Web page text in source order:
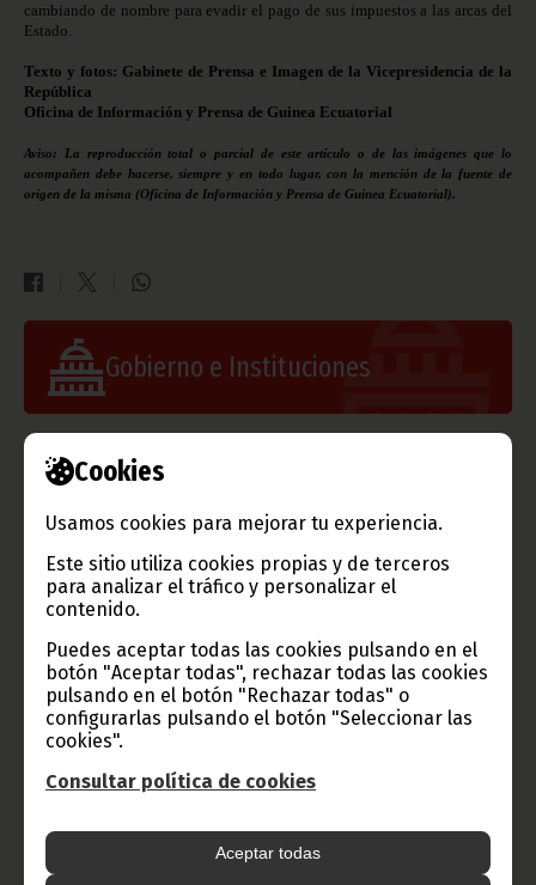
Cookies
Usamos cookies para mejorar tu experiencia.
Este sitio utiliza cookies propias y de terceros
para analizar el tráfico y personalizar el
contenido.
Puedes aceptar todas las cookies pulsando en el
botón "Aceptar todas", rechazar todas las cookies
pulsando en el botón "Rechazar todas" o
configurarlas pulsando el botón "Seleccionar las
cookies".
Consultar política de cookies
Aceptar todas
cambiando de nombre para evadir el pago de sus impuestos a las arcas del
Estado.
Texto y fotos: Gabinete de Prensa e Imagen de la Vicepresidencia de la
República
Oficina de Información y Prensa de Guinea Ecuatorial
Aviso: La reproducción total o parcial de este artículo o de las imágenes que lo
acompañen debe hacerse, siempre y en todo lugar, con la mención de la fuente de
origen de la misma (Oficina de Información y Prensa de Guinea Ecuatorial).
Gobierno e Instituciones
Información de Guinea Ecuatorial
TVGE
Radio Nacional de Guinea
Ecuatorial
Haz click aquí para escuchar ahora
Noticias Gobierno
Presidencia